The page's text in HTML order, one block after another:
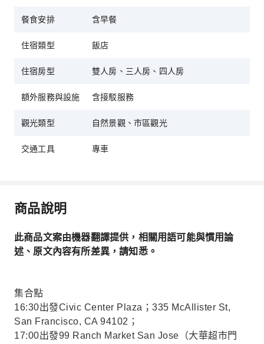
餐食安排 含早餐
住宿類型 飯店
住宿房型 雙人房、三人房、四人房
額外服務與設施 含接駁服務
觀光類型 自然景觀、市區觀光
交通工具 專車
商品說明
此商品文案由機器翻譯提供，相關用語可能與慣用論
述、原文內容有所差異，請知悉。
集合點
16:30出發Civic Center Plaza；335 McAllister St,
San Francisco, CA 94102；
17:00出發99 Ranch Market San Jose（大華超市門